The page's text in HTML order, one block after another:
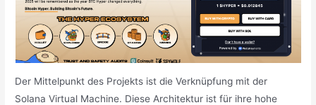
Der Mittelpunkt des Projekts ist die Verknüpfung mit der
Solana Virtual Machine. Diese Architektur ist für ihre hohe